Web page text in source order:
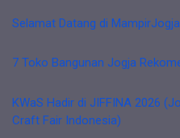
Selamat Datang di
7 Toko Bangunan Jogja
KWaS Hadir di JIFFINA 2026
Craft Fair Indonesia)